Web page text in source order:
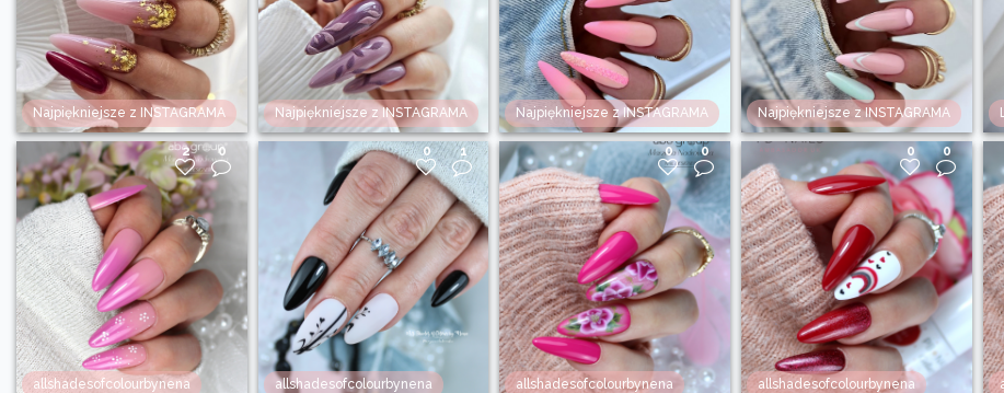
Najpiękniejsze z INSTAGRAMA Najpiękniejsze z INSTAGRAMA Najpiękniejsze z INSTAGRAMA Najpiękniejsze z INSTAGRAMA
2 0
allshadesofcolourbynena
0 1
allshadesofcolourbynena
0 0
allshadesofcolourbynena
0 0
allshadesofcolourbynena